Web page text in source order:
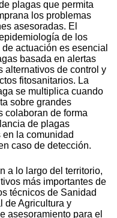
plagas que permita
los problemas
asesoradas. El
de los
actuación es esencial
basada en alertas
alternativos de control y
fitosanitarios. La
se multiplica cuando
sobre grandes
colaboran de forma
de plagas
la comunidad
caso de detección.
a lo largo del territorio,
más importantes de
técnicos de Sanidad
de Agricultura y
asesoramiento para el